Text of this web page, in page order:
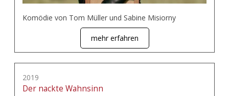
Komödie von Tom Müller und Sabine Misiorny
mehr erfahren
2019
Der nackte Wahnsinn